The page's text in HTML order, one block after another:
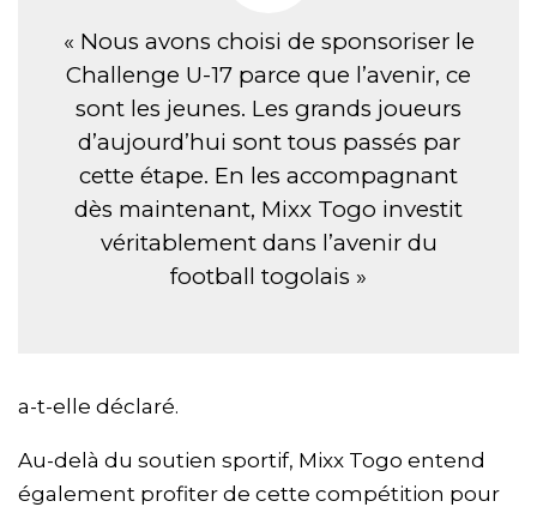
« Nous avons choisi de sponsoriser le
Challenge U-17 parce que l’avenir, ce
sont les jeunes. Les grands joueurs
d’aujourd’hui sont tous passés par
cette étape. En les accompagnant
dès maintenant, Mixx Togo investit
véritablement dans l’avenir du
football togolais »
a-t-elle déclaré.
Au-delà du soutien sportif, Mixx Togo entend
également profiter de cette compétition pour